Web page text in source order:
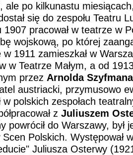
ale po kilkunastu
się do zespołu Teatru
pracował w teatrze w
wojskową, po której
1911 zamieszkał w
w Teatrze Małym, a od
przez Arnolda Szyfmana
austriacki, przymusowo
w polskich zespołach
z Juliuszem
powrócił do Warszawy, był
Polskich. Występował
Juliusza Osterwy